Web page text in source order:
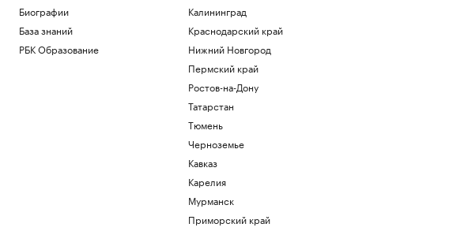
Биографии
База знаний
РБК Образование
Калининград
Краснодарский край
Нижний Новгород
Пермский край
Ростов-на-Дону
Татарстан
Тюмень
Черноземье
Кавказ
Карелия
Мурманск
Приморский край